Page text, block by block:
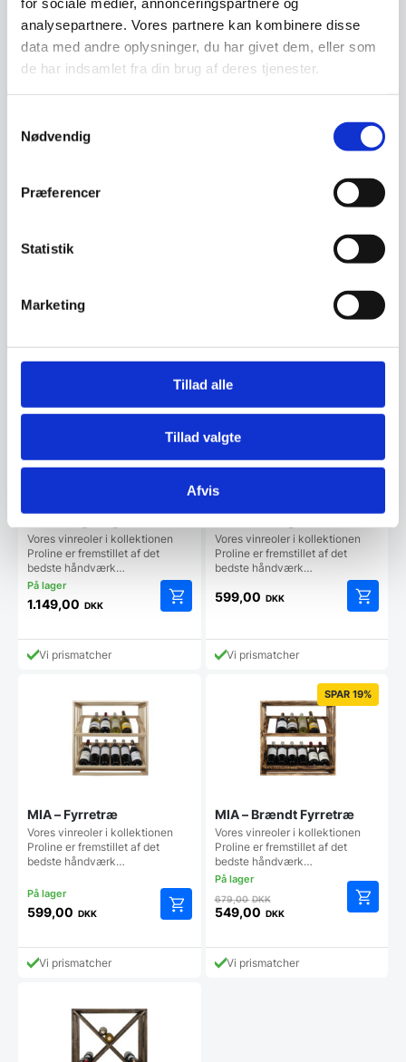
analysepartnere. Vores partnere kan kombinere disse
data med andre oplysninger, du har givet dem, eller som
de har indsamlet fra din brug af deres tjenester.
Nødvendig
Præferencer
Statistik
Marketing
Tillad alle
Tillad valgte
Afvis
Bordplade:Ø 58 cm – Rustik “Raw” finish
Kapacitet:15 flaskehylder + 2 glasrækker
Leveringsmetode
Relaterede varer
Vores vinreoler i kollektionen
Proline er fremstillet af det
bedste håndværk…
1.149,00 DKK
Vi prismatcher
Vores vinreoler i kollektionen
Proline er fremstillet af det
bedste håndværk…
599,00 DKK
Vi prismatcher
MIA – Fyrretræ
Vores vinreoler i kollektionen
Proline er fremstillet af det
bedste håndværk…
599,00 DKK
Vi prismatcher
SPAR 19%
MIA – Brændt Fyrretræ
Vores vinreoler i kollektionen
Proline er fremstillet af det
bedste håndværk…
679,00DKKDen
oprindelige
var:
679,00 DKK.
549,00 DKK
aktuelle
prisVi prismatcher